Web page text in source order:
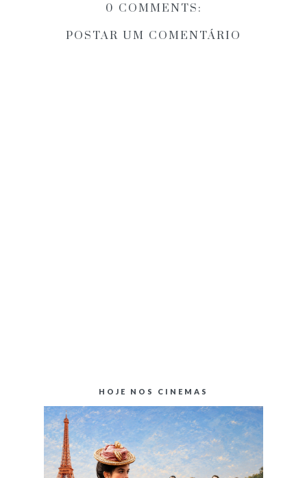
0 COMMENTS:
POSTAR UM COMENTÁRIO
HOJE NOS CINEMAS